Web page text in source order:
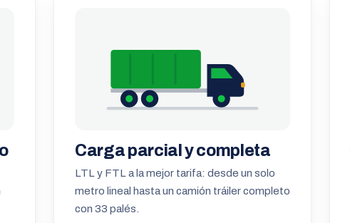
Carga parcial y completa
LTL y FTL a la mejor tarifa: desde un solo
metro lineal hasta un camión tráiler completo
con 33 palés.